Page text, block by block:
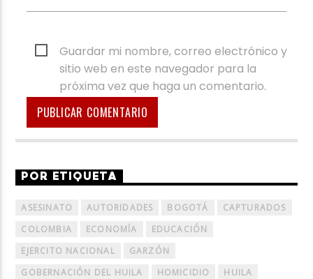
Guardar mi nombre, correo electrónico y
sitio web en este navegador para la
próxima vez que haga un comentario.
POR ETIQUETA
ASESINATO AUTORIDADES BOGOTÁ
CAPTURADOS
COLOMBIA
ECONOMÍA
EDUCACIÓN
EJERCITO NACIONAL
GARZÓN
GOBERNACIÓN DEL HUILA
HOMICIDIO
HUILA